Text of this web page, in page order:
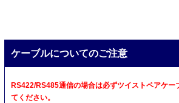
ケーブルについてのご注意
RS422/RS485通信の場合は必ずツイストペアケー
てください。